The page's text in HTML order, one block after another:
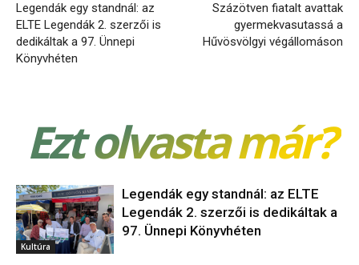
Legendák egy standnál: az
ELTE Legendák 2. szerzői is
dedikáltak a 97. Ünnepi
Könyvhéten
Százötven fiatalt avattak
gyermekvasutassá a
Hűvösvölgyi végállomáson
Ezt olvasta már?
Kultúra
Legendák egy standnál: az ELTE
Legendák 2. szerzői is dedikáltak a
97. Ünnepi Könyvhéten